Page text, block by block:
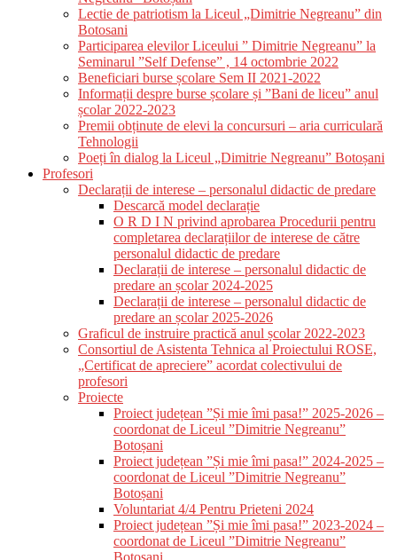
Lectie de patriotism la Liceul „Dimitrie Negreanu” din
Botosani
Participarea elevilor Liceului ” Dimitrie Negreanu” la
Seminarul ”Self Defense” , 14 octombrie 2022
Beneficiari burse școlare Sem II 2021-2022
Informații despre burse școlare și ”Bani de liceu” anul
școlar 2022-2023
Premii obținute de elevi la concursuri – aria curriculară
Tehnologii
Poeți în dialog la Liceul „Dimitrie Negreanu” Botoșani
Profesori
Declarații de interese – personalul didactic de predare
Descarcă model declarație
O R D I N privind aprobarea Procedurii pentru
completarea declarațiilor de interese de către
personalul didactic de predare
Declarații de interese – personalul didactic de
predare an școlar 2024-2025
Declarații de interese – personalul didactic de
predare an școlar 2025-2026
Graficul de instruire practică anul școlar 2022-2023
Consortiul de Asistenta Tehnica al Proiectului ROSE,
„Certificat de apreciere” acordat colectivului de
profesori
Proiecte
Proiect județean ”Și mie îmi pasa!” 2025-2026 –
coordonat de Liceul ”Dimitrie Negreanu”
Botoșani
Proiect județean ”Și mie îmi pasa!” 2024-2025 –
coordonat de Liceul ”Dimitrie Negreanu”
Botoșani
Voluntariat 4/4 Pentru Prieteni 2024
Proiect județean ”Și mie îmi pasa!” 2023-2024 –
coordonat de Liceul ”Dimitrie Negreanu”
Botoșani